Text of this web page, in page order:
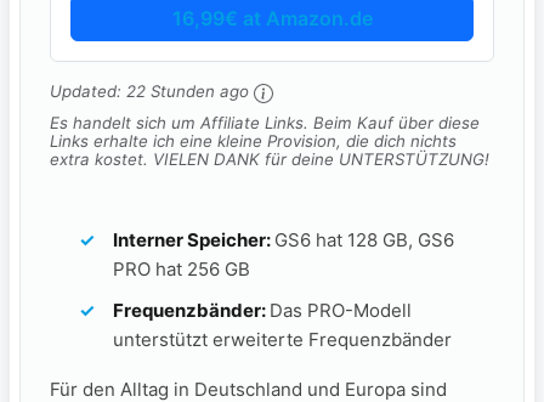
16,99€ at Amazon.de
Updated: 22 Stunden ago
Es handelt sich um Affiliate Links. Beim Kauf über diese
Links erhalte ich eine kleine Provision, die dich nichts
extra kostet. VIELEN DANK für deine UNTERSTÜTZUNG!
Interner Speicher: GS6 hat 128 GB, GS6
PRO hat 256 GB
Frequenzbänder: Das PRO-Modell
unterstützt erweiterte Frequenzbänder
Für den Alltag in Deutschland und Europa sind